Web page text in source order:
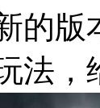
的
法，